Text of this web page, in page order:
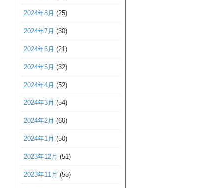
2024年8月 (25)
2024年7月 (30)
2024年6月 (21)
2024年5月 (32)
2024年4月 (52)
2024年3月 (54)
2024年2月 (60)
2024年1月 (50)
2023年12月 (51)
2023年11月 (55)